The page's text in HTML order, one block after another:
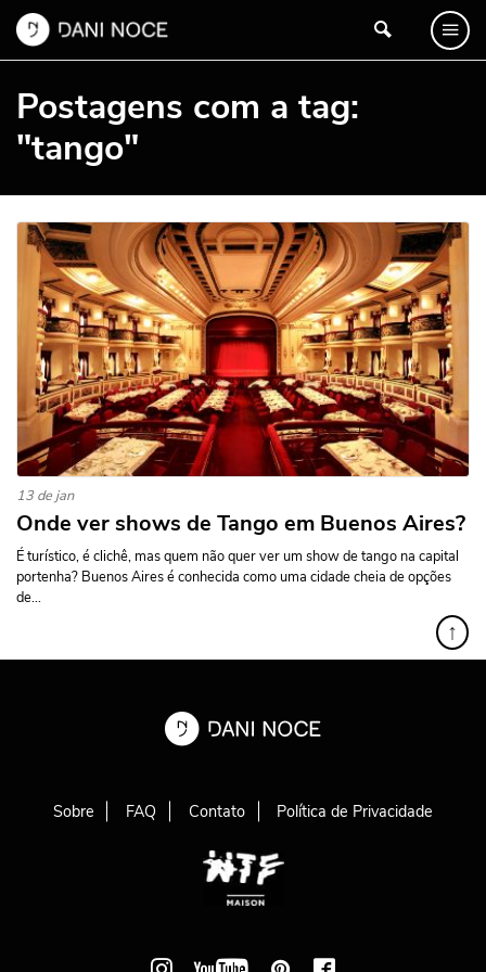
Postagens com a tag:
"tango"
13 de jan
Onde ver shows de Tango em Buenos Aires?
É turístico, é clichê, mas quem não quer ver um show de tango na capital
portenha? Buenos Aires é conhecida como uma cidade cheia de opções
de...
↑
Sobre FAQ Contato Política de Privacidade